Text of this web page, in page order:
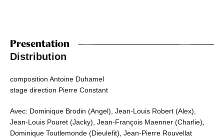
Presentation
Distribution
composition Antoine Duhamel
stage direction Pierre Constant
Avec: Dominique Brodin (Angel), Jean-Louis Robert (Alex),
Jean-Louis Pouret (Jacky), Jean-François Maenner (Charlie),
Dominique Toutlemonde (Dieulefit), Jean-Pierre Rouvellat